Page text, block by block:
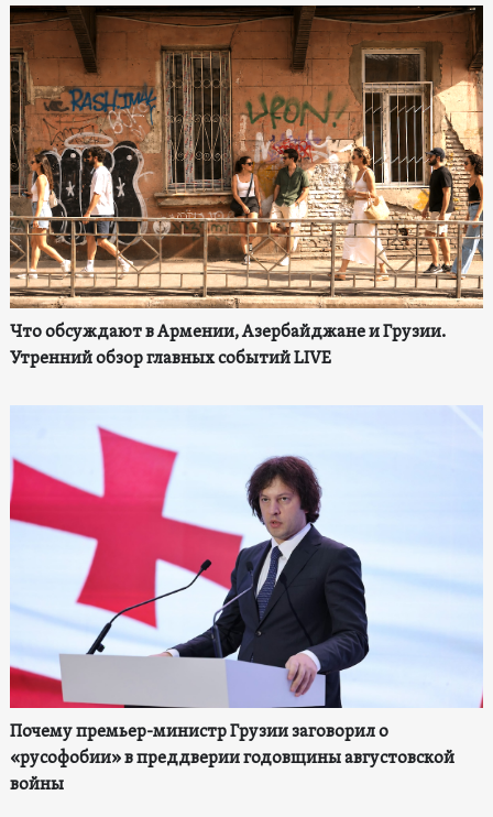
Что обсуждают в Армении, Азербайджане и Грузии.
Утренний обзор главных событий LIVE
Почему премьер-министр Грузии заговорил о
«русофобии» в преддверии годовщины августовской
войны